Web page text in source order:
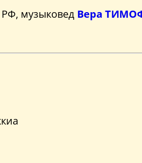
РФ, музыковед Вера